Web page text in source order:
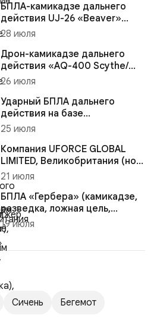
БПЛА-камикадзе дальнего
действия UJ-26 «Beaver»
(Бобёр), Украина
28 июля
Дрон-камикадзе дальнего
действия «AQ-400 Scythe/
Коса», Украина (с
26 июля
Ударный БПЛА дальнего
действия на базе
сверхлёгкого самолёта
25 июля
Компания UFORCE GLOBAL
LIMITED, Великобритания (но с
украинским душком)
21 июля
БПЛА «Гербера» (камикадзе,
разведка, ложная цель,
дрономатка), Россия
19 июля
Сичень Бегемот